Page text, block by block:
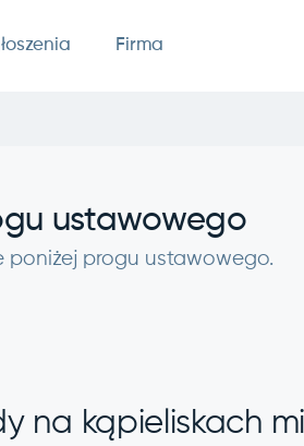
Firma
ustawowego
poniżej progu ustawowego.
na kąpieliskach